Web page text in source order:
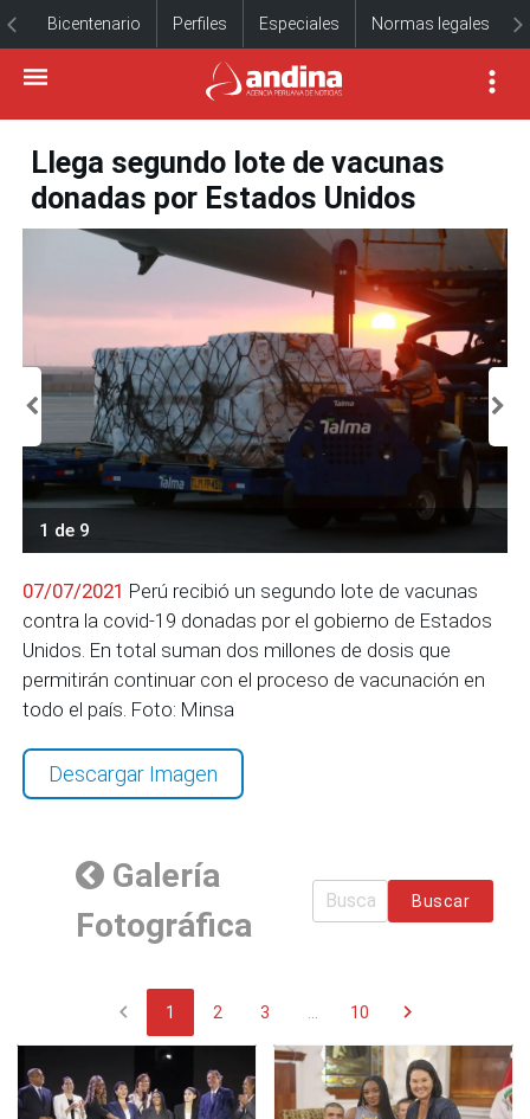
Bicentenario Perfiles Especiales Normas legales
Llega segundo lote de vacunas
donadas por Estados Unidos
1 de 9
07/07/2021 Perú recibió un segundo lote de vacunas
contra la covid-19 donadas por el gobierno de Estados
Unidos. En total suman dos millones de dosis que
permitirán continuar con el proceso de vacunación en
todo el país. Foto: Minsa
Descargar Imagen
Galería
Fotográfica
Buscar
chevron_left 1 2 3 10 chevron_right